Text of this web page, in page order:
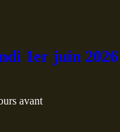
1er juin 2026
avant